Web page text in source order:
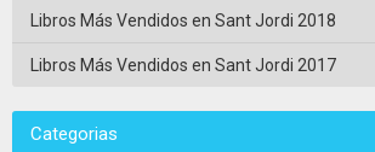
Libros Más Vendidos en Sant Jordi 2018
Libros Más Vendidos en Sant Jordi 2017
Categorias